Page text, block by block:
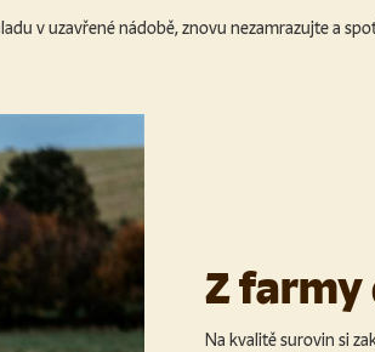
v uzavřené nádobě, znovu nezamrazujte a
Z farmy
Na kvalitě surovin si